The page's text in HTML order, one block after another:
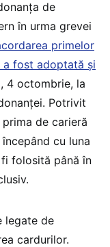
de
în urma grevei
primelor
fost adoptată și
4 octombrie, la
Potrivit
de carieră
cu luna
folosită până în
legate de
cardurilor.